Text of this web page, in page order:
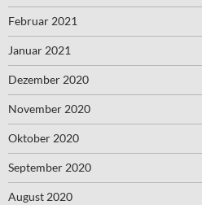
Februar 2021
Januar 2021
Dezember 2020
November 2020
Oktober 2020
September 2020
August 2020